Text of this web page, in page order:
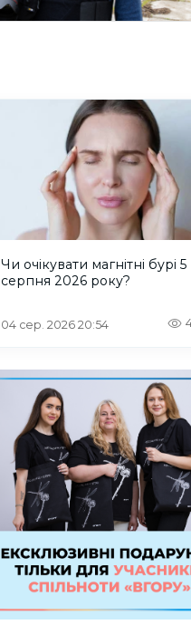
Чи очікувати магнітні бурі 5
серпня 2026 року?
04 сер. 2026 20:54